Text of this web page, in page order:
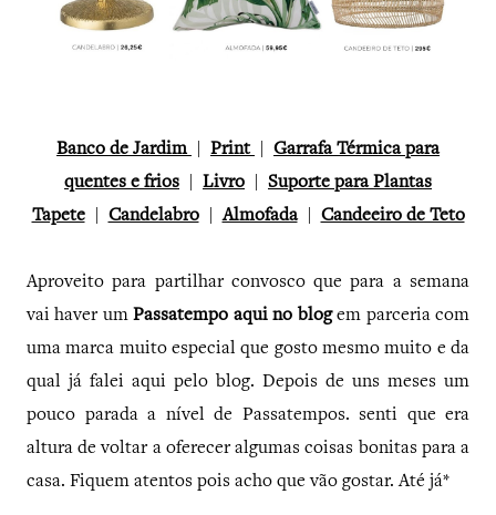
Banco de Jardim Print
Garrafa Térmica para
quentes e frios
Livro
Suporte para Plantas
Tapete| Candelabro|Almofada| Candeeiro de Teto
Aproveito para partilhar convosco que para a semana
vai haver umPassatempo aqui no blogem parceria com
uma marca muito especial que gosto mesmo muito e da
qual já falei aqui pelo blog. Depois de uns meses um
pouco parada a nível de Passatempos. senti que era
altura de voltar a oferecer algumas coisas bonitas para a
casa. Fiquem atentos pois acho que vão gostar. Até já*